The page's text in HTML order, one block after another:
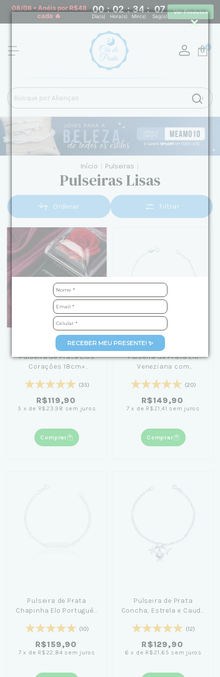
RECEBER MEU PRESENTE! ✨
08/08 • Anéis por R$48
cada 🔥
00 : 02 : 34 : 06
Dia(s) Hora(s) Min(s) Seg(s)
Ver Produtos
0
Início Pulseiras
Pulseiras Lisas
Ordenar Filtrar
Pulseira de Prata Elos
Corações 18cm+
(35)
R$119,90
5 x de R$23,98 sem juros
Comprar
Pulseira de Prata Elo
Veneziana com
(20)
R$149,90
7 x de R$21,41 sem juros
Comprar
Pulseira de Prata
Chapinha Elo Português
(10)
R$159,90
7 x de R$22,84 sem juros
Pulseira de Prata
Concha, Estrela e Cauda
(12)
R$129,90
6 x de R$21,65 sem juros